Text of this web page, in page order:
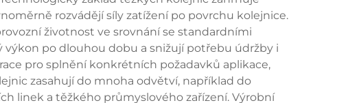
rozvádějí síly zatížení po povrchu kolejnice.
životnost ve srovnání se standardními
po dlouhou dobu a snižují potřebu údržby i
pro splnění konkrétních požadavků aplikace,
zasahují do mnoha odvětví, například do
linek a těžkého průmyslového zařízení. Výrobní